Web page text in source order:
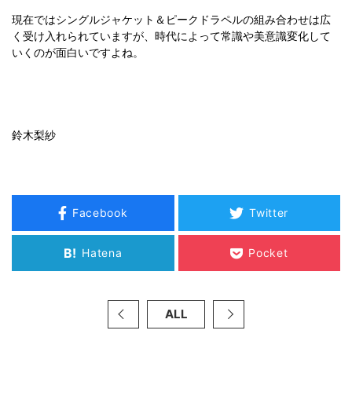
現在ではシングルジャケット＆ピークドラペルの組み合わせは広
く受け入れられていますが、時代によって常識や美意識変化して
いくのが面白いですよね。
鈴木梨紗
Facebook Twitter
B! Hatena Pocket
ALL